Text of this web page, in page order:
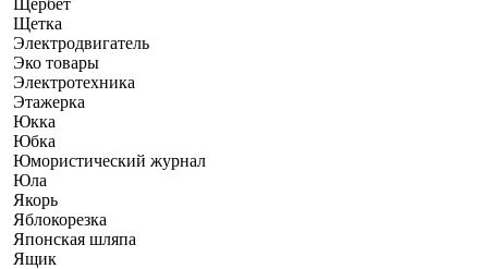
Щетка
Электродвигатель
Эко товары
Электротехника
Этажерка
Юкка
Юбка
Юмористический журнал
Юла
Якорь
Яблокорезка
Японская шляпа
Ящик